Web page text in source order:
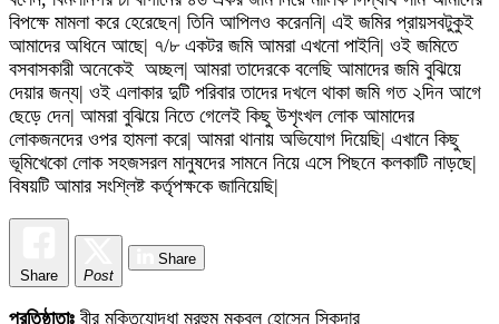
বিপক্ষে মামলা করে হেরেছেন| তিনি আপিলও করেননি| এই জমির প্রায়সবটুকুই
আমাদের অধিনে আছে| ৭/৮ একটর জমি আমরা এখনো পাইনি| ওই জমিতে
বসবাসকারী অনেকেই অচ্ছল| আমরা তাদেরকে বলেছি আমাদের জমি বুঝিয়ে
দেয়ার জন্য| ওই এলাকার দুটি পরিবার তাদের দখলে থাকা জমি গত ২দিন আগে
ছেড়ে দেন| আমরা বুঝিয়ে নিতে গেলেই কিছু উশৃংখল লোক আমাদের
লোকজনদের ওপর হামলা করে| আমরা থানায় অভিযোগ দিয়েছি| এখানে কিছু
ভূমিখেকো লোক সহজসরল মানুষদের সামনে নিয়ে এসে পিছনে কলকাটি নাড়ছে|
বিষয়টি আমার সংশ্লিষ্ট কর্তৃপক্ষকে জানিয়েছি|
Share Post
Share
প্রতিষ্ঠাতাঃ বীর মুক্তিযোদ্ধা মরহুম মকবুল হোসেন সিকদার